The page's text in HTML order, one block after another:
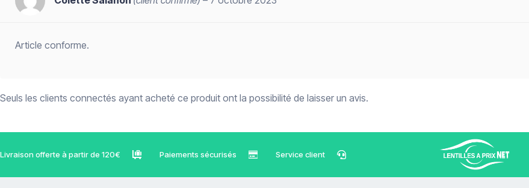
Article conforme.
Seuls les clients connectés ayant acheté ce produit ont la possibilité de laisser un avis.
Livraison offerte à partir de 120€ Paiements sécurisés Service client